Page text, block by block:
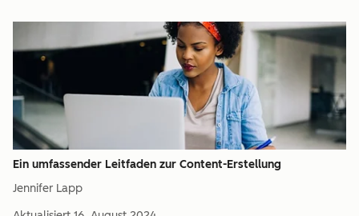
Ein umfassender Leitfaden zur Content-Erstellung
Jennifer Lapp